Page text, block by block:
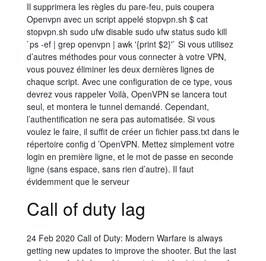
Il supprimera les règles du pare-feu, puis coupera
Openvpn avec un script appelé stopvpn.sh $ cat
stopvpn.sh sudo ufw disable sudo ufw status sudo kill
`ps -ef | grep openvpn | awk '{print $2}'` Si vous utilisez
d’autres méthodes pour vous connecter à votre VPN,
vous pouvez éliminer les deux dernières lignes de
chaque script. Avec une configuration de ce type, vous
devrez vous rappeler Voilà, OpenVPN se lancera tout
seul, et montera le tunnel demandé. Cependant,
l’authentification ne sera pas automatisée. Si vous
voulez le faire, il suffit de créer un fichier pass.txt dans le
répertoire config d ’OpenVPN. Mettez simplement votre
login en première ligne, et le mot de passe en seconde
ligne (sans espace, sans rien d’autre). Il faut
évidemment que le serveur
Call of duty lag
24 Feb 2020 Call of Duty: Modern Warfare is always
getting new updates to improve the shooter. But the last